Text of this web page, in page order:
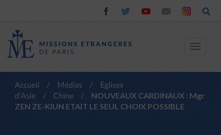
Toggle
Accueil / Médias /
Eglises
d'Asie
/ Chine /
NOUVEAUX CARDINAUX : Mgr
ZEN ZE-KIUN ETAIT LE SEUL CHOIX POSSIBLE